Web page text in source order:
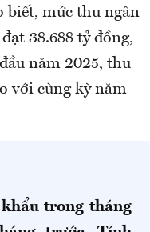
biết, mức thu ngân
38.688 tỷ đồng,
năm 2025, thu
với cùng kỳ năm
trong tháng